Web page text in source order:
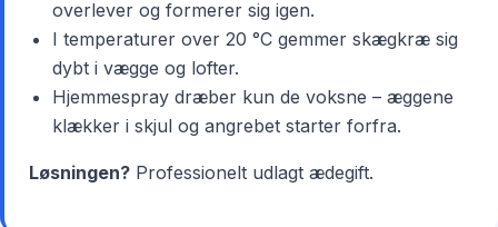
overlever og formerer sig igen.
I temperaturer over 20 °C gemmer skægkræ sig
dybt i vægge og lofter.
Hjemmespray dræber kun de voksne – æggene
klækker i skjul og angrebet starter forfra.
Løsningen? Professionelt udlagt ædegift.